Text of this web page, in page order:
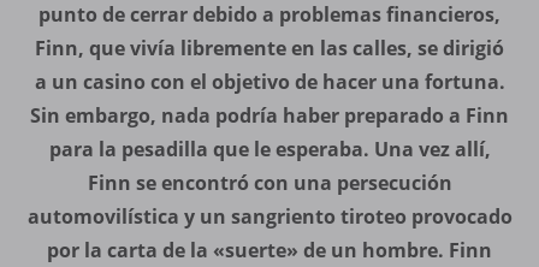
punto de cerrar debido a problemas financieros,
Finn, que vivía libremente en las calles, se dirigió
a un casino con el objetivo de hacer una fortuna.
Sin embargo, nada podría haber preparado a Finn
para la pesadilla que le esperaba. Una vez allí,
Finn se encontró con una persecución
automovilística y un sangriento tiroteo provocado
por la carta de la «suerte» de un hombre. Finn